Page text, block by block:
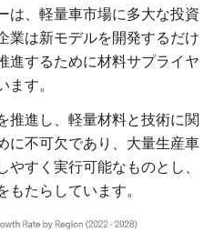
は、軽量車市場に多大な投資
業は新モデルを開発するだけ
進するために材料サプライヤ
す。
推進し、軽量材料と技術に関
に不可欠であり、大量生産車
すく実行可能なものとし、
たらしています。